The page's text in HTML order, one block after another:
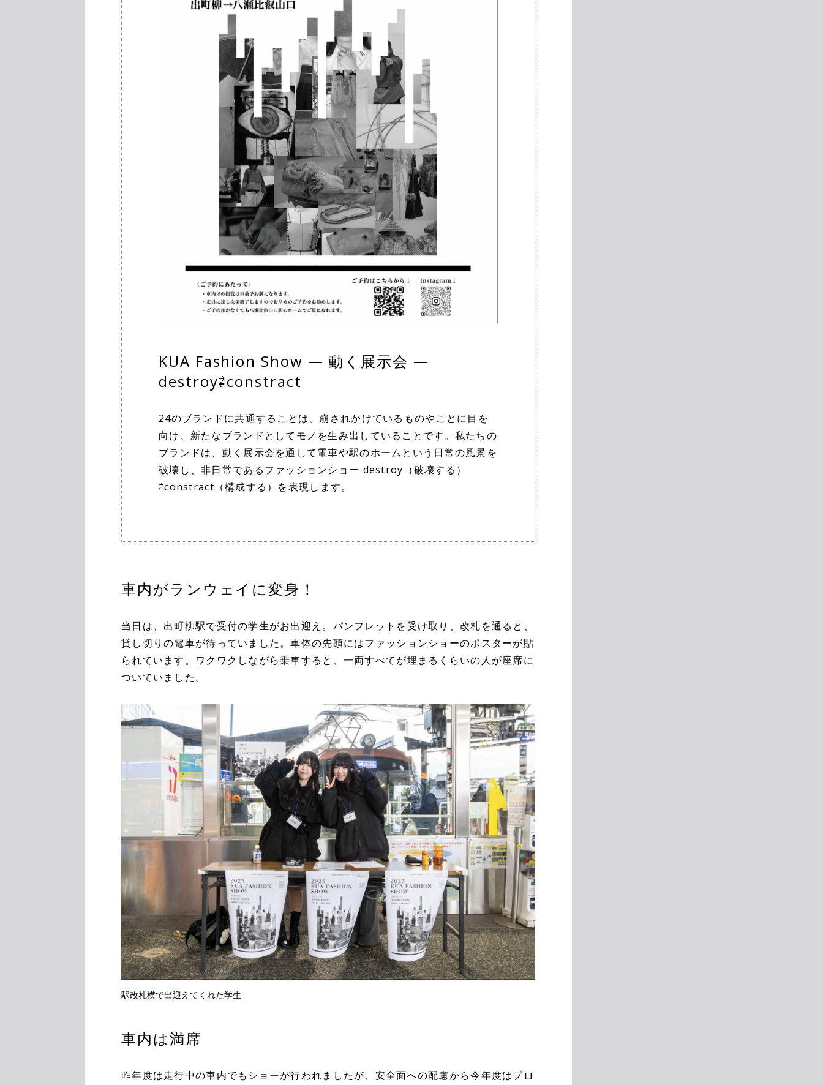
KUA Fashion Show — 動く展示会 —
destroy⇄constract
24のブランドに共通することは、崩されかけているものやことに目を
向け、新たなブランドとしてモノを生み出していることです。私たちの
ブランドは、動く展示会を通して電車や駅のホームという日常の風景を
破壊し、非日常であるファッションショー destroy（破壊する）
⇄constract（構成する）を表現します。
車内がランウェイに変身！
当日は、出町柳駅で受付の学生がお出迎え。パンフレットを受け取り、改札を通ると、
貸し切りの電車が待っていました。車体の先頭にはファッションショーのポスターが貼
られています。ワクワクしながら乗車すると、一両すべてが埋まるくらいの人が座席に
ついていました。
駅改札横で出迎えてくれた学生
車内は満席
昨年度は走行中の車内でもショーが行われましたが、安全面への配慮から今年度はプロ